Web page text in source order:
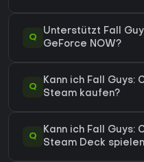
Q
Unterstützt Fall
GeForce NOW?
Q
Kann ich Fall Guys:
Steam kaufen?
Q
Kann ich Fall Guys:
Steam Deck